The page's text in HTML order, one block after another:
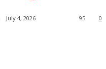
July 4, 2026 0
95